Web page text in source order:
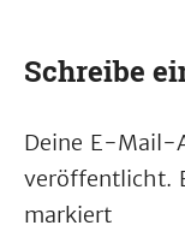
Schreibe
Deine E-Mail-
veröffentlicht.
markiert